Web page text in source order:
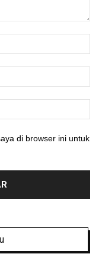
di browser ini untuk